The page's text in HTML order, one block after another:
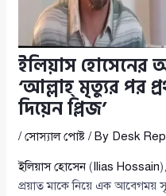
ইলিয়াস হোসেনের
‘আল্লাহ্ মৃত্যুর পর
দিয়েন প্লিজ’
/সোস্যাল পোষ্ট / By Desk
ইলিয়াস হোসেন(Ilias Hossain
প্রয়াত মাকে নিয়ে এক আবেগময়